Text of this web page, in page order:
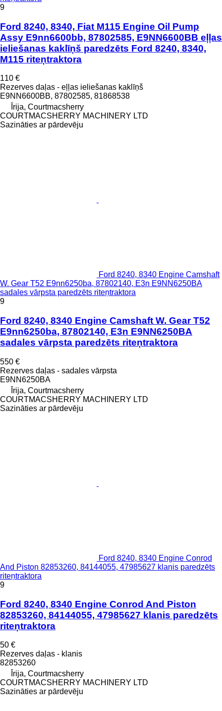
9
Ford 8240, 8340, Fiat M115 Engine Oil Pump
Assy E9nn6600bb, 87802585, E9NN6600BB eļļas
ieliešanas kaklīņš paredzēts Ford 8240, 8340,
M115 riteņtraktora
110 €
Rezerves daļas - eļļas ieliešanas kaklīņš
E9NN6600BB, 87802585, 81868538
Īrija, Courtmacsherry
COURTMACSHERRY MACHINERY LTD
Sazināties ar pārdevēju
Ford 8240, 8340 Engine Camshaft
W. Gear T52 E9nn6250ba, 87802140, E3n E9NN6250BA
sadales vārpsta paredzēts riteņtraktora
9
Ford 8240, 8340 Engine Camshaft W. Gear T52
E9nn6250ba, 87802140, E3n E9NN6250BA
sadales vārpsta paredzēts riteņtraktora
550 €
Rezerves daļas - sadales vārpsta
E9NN6250BA
Īrija, Courtmacsherry
COURTMACSHERRY MACHINERY LTD
Sazināties ar pārdevēju
Ford 8240, 8340 Engine Conrod
And Piston 82853260, 84144055, 47985627 klanis paredzēts
riteņtraktora
9
Ford 8240, 8340 Engine Conrod And Piston
82853260, 84144055, 47985627 klanis paredzēts
riteņtraktora
50 €
Rezerves daļas - klanis
82853260
Īrija, Courtmacsherry
COURTMACSHERRY MACHINERY LTD
Sazināties ar pārdevēju